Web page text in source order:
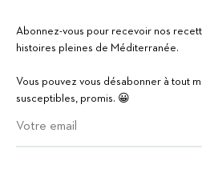
Abonnez-vous pour recevoir nos
histoires pleines de Méditerranée.
Vous pouvez vous désabonner à tout
susceptibles, promis. 😀